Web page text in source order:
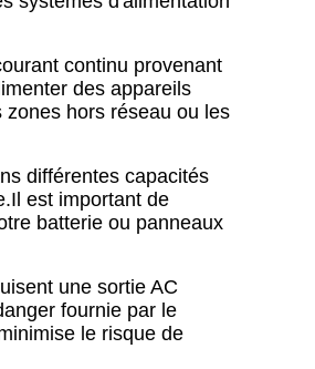
continu provenant
des appareils
hors réseau ou les
différentes capacités
est important de
batterie ou panneaux
une sortie AC
fournie par le
le risque de